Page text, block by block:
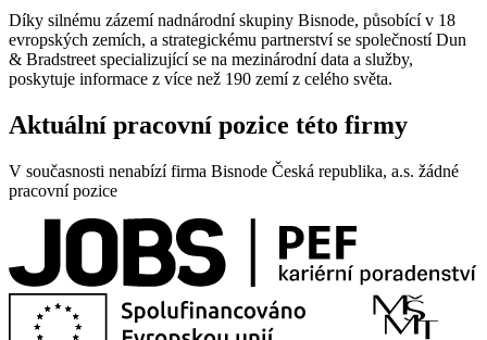
Díky silnému zázemí nadnárodní skupiny Bisnode, působící v 18
evropských zemích, a strategickému partnerství se společností Dun
& Bradstreet specializující se na mezinárodní data a služby,
poskytuje informace z více než 190 zemí z celého světa.
Aktuální pracovní pozice této firmy
V současnosti nenabízí firma Bisnode Česká republika, a.s. žádné
pracovní pozice